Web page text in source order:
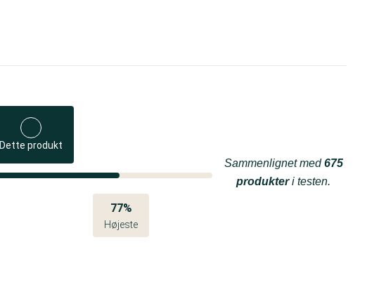
Dette produkt
77%
Højeste
Sammenlignet med675
produkteri testen.